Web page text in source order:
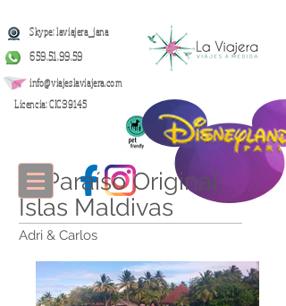
659.51.99.59
Skype: laviajera_jana
info@viajeslaviajera.com
Licencia: CIC:39145
El Paraíso Original:
Islas Maldivas
Adri & Carlos